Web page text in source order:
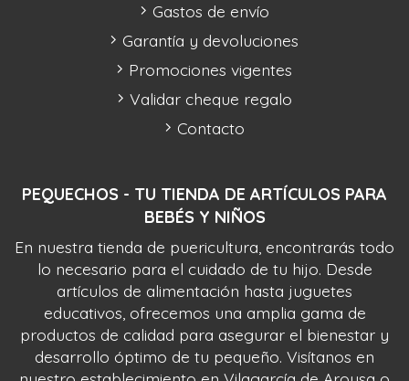
PEQUECHOS - TU TIENDA DE ARTÍCULOS PARA
BEBÉS Y NIÑOS
En nuestra tienda de puericultura, encontrarás todo
lo necesario para el cuidado de tu hijo. Desde
artículos de alimentación hasta juguetes
educativos, ofrecemos una amplia gama de
productos de calidad para asegurar el bienestar y
desarrollo óptimo de tu pequeño. Visítanos en
Gastos de envío
Garantía y devoluciones
Promociones vigentes
Validar cheque regalo
Contacto